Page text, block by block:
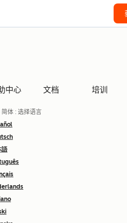
中心 文档 培训
简体 : 选择语言
語